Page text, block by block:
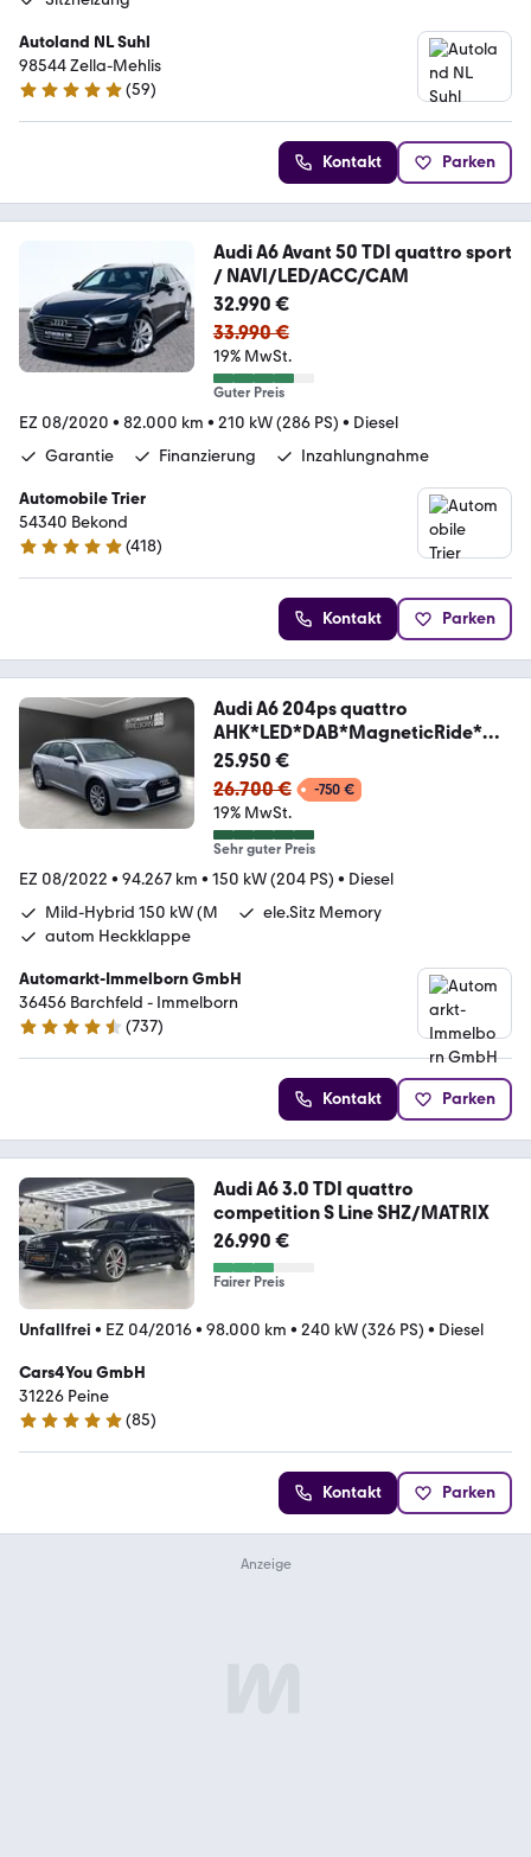
Autoland NL Suhl
98544 Zella-Mehlis
5 Sterne
(59)
Kontakt Parken
Audi A6 Avant 50 TDI quattro sport
/ NAVI/LED/ACC/CAM
32.990 €
33.990 €
19% MwSt.
Guter Preis
EZ 08/2020 • 82.000 km • 210 kW (286 PS) • Diesel
Garantie
Finanzierung Inzahlungnahme
Automobile Trier
54340 Bekond
4.9 Sterne
(418)
Kontakt Parken
Audi A6 204ps quattro
AHK*LED*DAB*MagneticRide*Me
mory
25.950 €
26.700 €
-750 €
19% MwSt.
Sehr guter Preis
EZ 08/2022 • 94.267 km • 150 kW (204 PS) • Diesel
Mild-Hybrid 150 kW (M
ele.Sitz Memory
autom Heckklappe
Automarkt-Immelborn GmbH
36456 Barchfeld - Immelborn
4.4 Sterne
(737)
Kontakt Parken
Audi A6 3.0 TDI quattro
competition S Line SHZ/MATRIX
26.990 €
Fairer Preis
Unfallfrei • EZ 04/2016• 98.000 km • 240 kW (326 PS) • Diesel
Cars4You GmbH
31226 Peine
4.9 Sterne
(85)
Kontakt Parken